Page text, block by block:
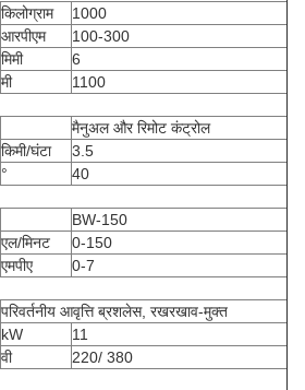
किलोग्राम
1000
आरपीएम
100-300
मिमी
6
मी
1100
मैनुअल और रिमोट कंट्रोल
किमी/घंटा
3.5
°
40
BW-150
एल/मिनट
0-150
एमपीए
0-7
परिवर्तनीय आवृत्ति ब्रशलेस, रखरखाव-मुक्त
kW
11
वी
220/ 380